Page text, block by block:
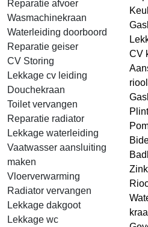
Reparatie afvoer
Wasmachinekraan
Waterleiding doorboord
Reparatie geiser
CV Storing
Lekkage cv leiding
Douchekraan
Toilet vervangen
Reparatie radiator
Lekkage waterleiding
Vaatwasser aansluiting
maken
Vloerverwarming
Radiator vervangen
Lekkage dakgoot
Lekkage wc
CV